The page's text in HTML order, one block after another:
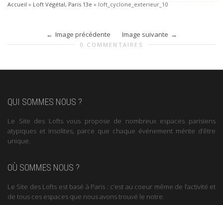
Accueil » Loft Végétal, Paris 13e » loft_cyclone_exterieur_10
Image précédente Image suivante
0 COMMENTAIRES
QUI SOMMES NOUS ?
Le Site des Lofts vous propose de nombreux espaces parisiens
atypiques et insolites, parce que chaque événement mérite d’être
unique.
OÙ SOMMES NOUS ?
Le Site des Lofts est basé à Paris : c’est au coeur même de l’activité et
de tous ces espaces que nous avons trouvé le notre.